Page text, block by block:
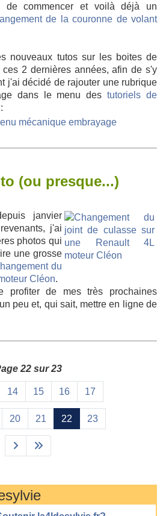
de commencer et voilà déjà un
de la couronne de volant
nouveaux tutos sur les boites de
2 dernières années, afin de s'y
j'ai décidé de rajouter une rubrique
dans le menu destutoriels de
:
(ou presque...)
janvier
j'ai
photos qui
une grosse
du
Cléon.
profiter de mes très prochaines
peu et, qui sait, mettre en ligne de
22 sur 23
14 15 16 17
20 21 22 23